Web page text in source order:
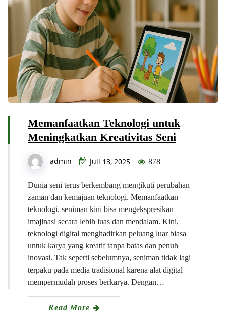
Memanfaatkan Teknologi untuk
Meningkatkan Kreativitas Seni
admin Juli 13, 2025 878
Dunia seni terus berkembang mengikuti perubahan
zaman dan kemajuan teknologi. Memanfaatkan
teknologi, seniman kini bisa mengekspresikan
imajinasi secara lebih luas dan mendalam. Kini,
teknologi digital menghadirkan peluang luar biasa
untuk karya yang kreatif tanpa batas dan penuh
inovasi. Tak seperti sebelumnya, seniman tidak lagi
terpaku pada media tradisional karena alat digital
mempermudah proses berkarya. Dengan…
Read More